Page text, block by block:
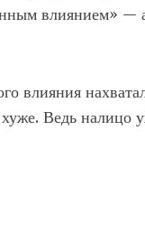
влиянием» —
влияния
Ведь